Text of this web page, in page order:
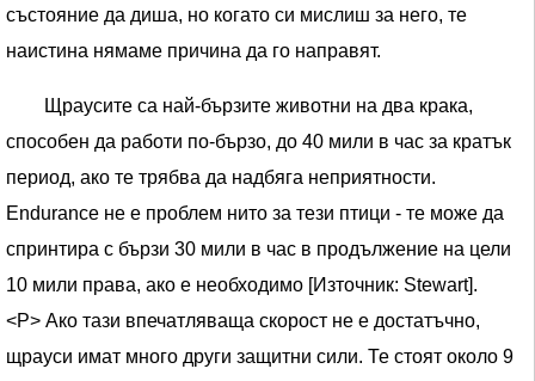
състояние да диша, но когато си мислиш за него, те
наистина нямаме причина да го направят.
Щраусите са най-бързите животни на два крака,
способен да работи по-бързо, до 40 мили в час за кратък
период, ако те трябва да надбяга неприятности.
Endurance не е проблем нито за тези птици - те може да
спринтира с бързи 30 мили в час в продължение на цели
10 мили права, ако е необходимо [Източник: Stewart].
<Р> Ако тази впечатляваща скорост не е достатъчно,
щрауси имат много други защитни сили. Те стоят около 9